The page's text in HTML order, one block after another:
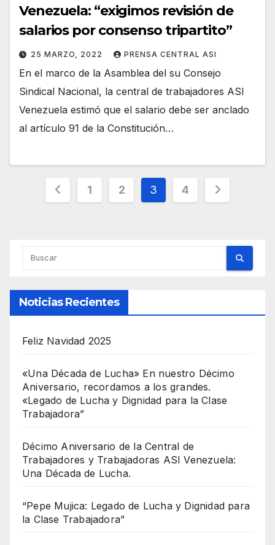
Venezuela: “exigimos revisión de
salarios por consenso tripartito”
25 MARZO, 2022 PRENSA CENTRAL ASI
En el marco de la Asamblea del su Consejo
Sindical Nacional, la central de trabajadores ASI
Venezuela estimó que el salario debe ser anclado
al artículo 91 de la Constitución…
Paginación
1 2 3 4
Noticias Recientes
Feliz Navidad 2025
«Una Década de Lucha» En nuestro Décimo
Aniversario, recordamos a los grandes.
«Legado de Lucha y Dignidad para la Clase
Trabajadora”
Décimo Aniversario de la Central de
Trabajadores y Trabajadoras ASI Venezuela:
Una Década de Lucha.
“Pepe Mujica: Legado de Lucha y Dignidad para
la Clase Trabajadora”